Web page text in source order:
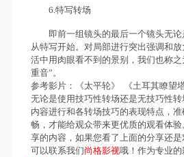
6.特写转场
即前一组镜头的最后一个镜头无
从特写开始。对局部进行突出强调和
活中用肉眼看不到的景别，我们也称之
重音”。
参考影片：《太平轮》 《土耳其瞭望塔
无论是使用技巧性转场还是无技巧性
内容进行和各转场技巧的表现特点，
畅，才能给观众带来更优质的观看体验
享的内容，如果您看了上面的分享还是
可以联系我们尚格影视哦！作为专业的